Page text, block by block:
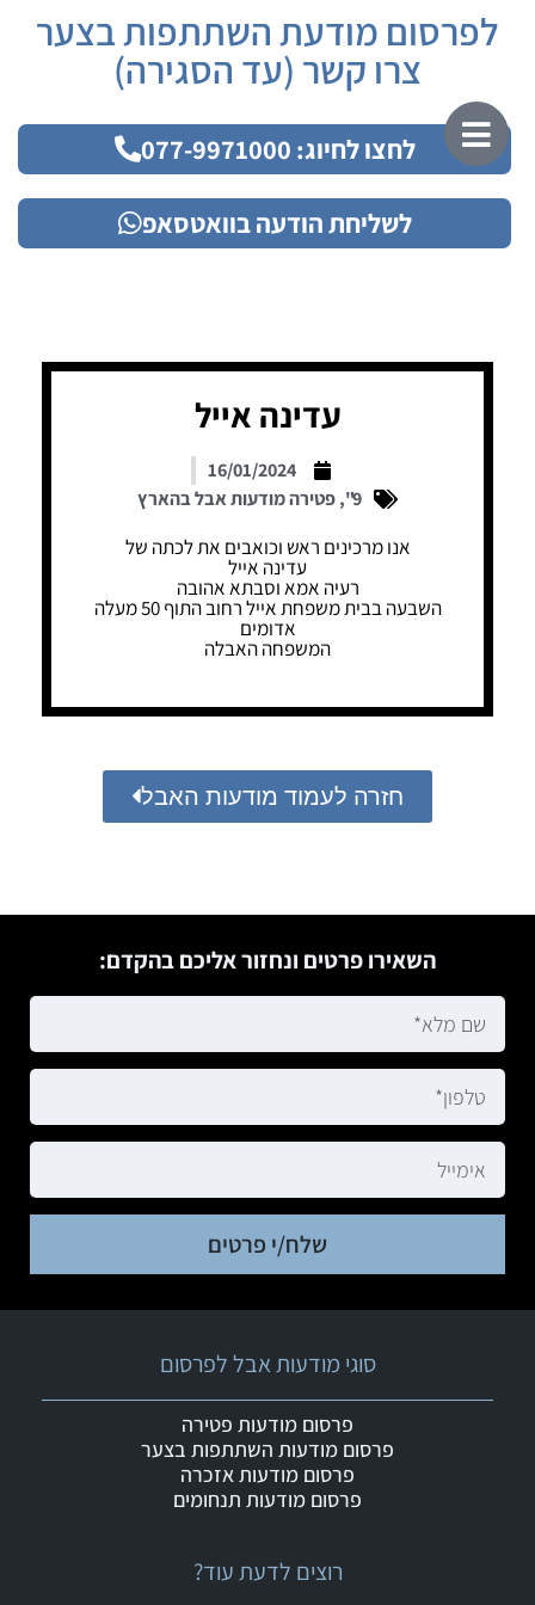
לפרסום מודעת השתתפות בצער
צרו קשר (עד הסגירה)
לחצו לחיוג: 077-9971000
לשליחת הודעה בוואטסאפ
עדינה אייל
16/01/2024
9"
,פטירה מודעות אבל בהארץ
אנו מרכינים ראש וכואבים את לכתה של
עדינה אייל
רעיה אמא וסבתא אהובה
השבעה בבית משפחת אייל רחוב התוף 50 מעלה
אדומים
המשפחה האבלה
חזרה לעמוד מודעות האבל
השאירו פרטים ונחזור אליכם בהקדם:
שלח/י פרטים
רוצים לדעת עוד?
סוגי מודעות אבל לפרסום
פרסום מודעות פטירה
פרסום מודעות השתתפות בצער
פרסום מודעות אזכרה
פרסום מודעות תנחומים